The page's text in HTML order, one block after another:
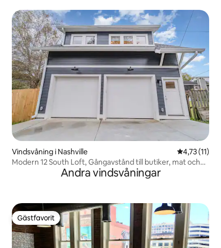
Vindsvåning i Nashville 4,73 av 5 i
4,73 (11)
Modern 12 South Loft, Gångavstånd till butiker, mat och
Andra vindsvåningar
Gästfavorit
Gästfavorit